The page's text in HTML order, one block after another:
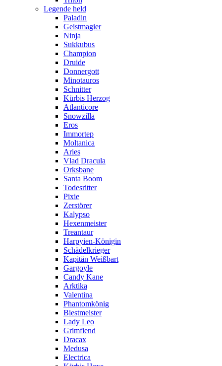
Legende held
Paladin
Geistmagier
Ninja
Sukkubus
Champion
Druide
Donnergott
Minotauros
Schnitter
Kürbis Herzog
Atlanticore
Snowzilla
Eros
Immortep
Moltanica
Aries
Vlad Dracula
Orksbane
Santa Boom
Todesritter
Pixie
Zerstörer
Kalypso
Hexenmeister
Treantaur
Harpyien-Königin
Schädelkrieger
Kapitän Weißbart
Gargoyle
Candy Kane
Arktika
Valentina
Phantomkönig
Biestmeister
Lady Leo
Grimfiend
Dracax
Medusa
Electrica